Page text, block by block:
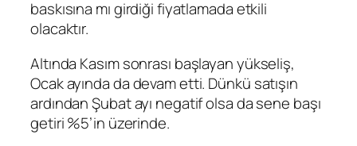
baskısına mı girdiği fiyatlamada etkili
olacaktır.
Altında Kasım sonrası başlayan yükseliş,
Ocak ayında da devam etti. Dünkü satışın
ardından Şubat ayı negatif olsa da sene başı
getiri %5’in üzerinde.